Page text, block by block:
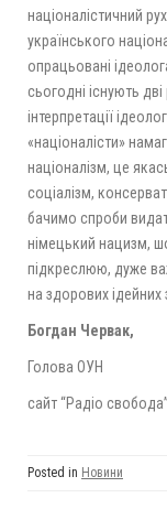
націоналістичний
українського
опрацьовані
сьогодні існують
інтерпретації
«націоналісти»
націоналізм, це
соціалізм,
бачимо спроби
німецький нацизм,
підкреслюю, дуже
на здорових ідейних
Богдан Червак,
Голова ОУН
сайт “Радіо свобода”
Posted in Новини